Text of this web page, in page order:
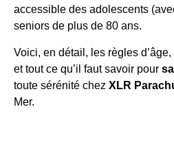
accessible des adolescents
seniors de plus de 80 ans.
Voici, en détail, les règles
et tout ce qu’il faut savoir pour
toute sérénité chez XLR
Mer.